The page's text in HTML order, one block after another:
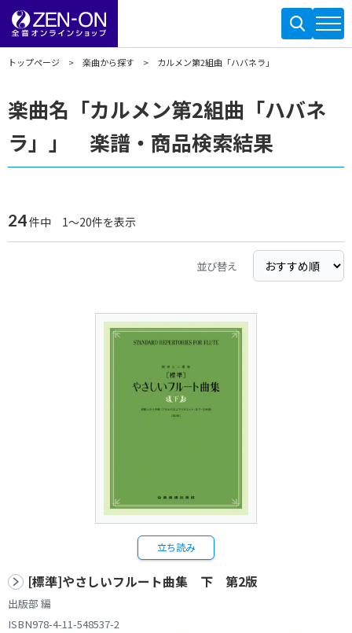
トップページ 楽曲から探す カルメン第2組曲「ハバネラ」
楽曲名「カルメン第2組曲「ハバネ
ラ」」 楽譜・商品検索結果
24件中 1～20件を表示
並び替え
立ち読み
[標準]やさしいフルート曲集 下 第2版
出版部 編
ISBN978-4-11-548537-2